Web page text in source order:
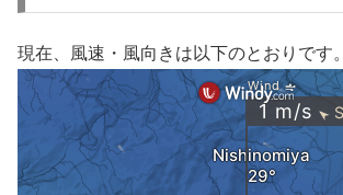
現在、風速・風向きは以下のとおりです。